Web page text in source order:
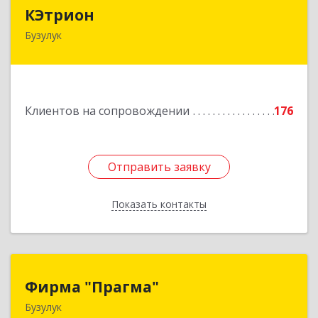
КЭтрион
Бузулук
Клиентов на сопровождении 176
Отправить заявку
Показать контакты
461040, Оренбургская обл, Бузулук г, Пушкина
Отправить заявку
Назад
Фирма "Прагма"
Бузулук461040, Оренбургская обл, Бузулукский р-н,